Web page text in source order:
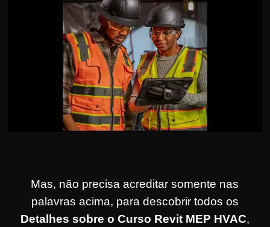
Mas, não precisa acreditar somente nas
palavras acima, para descobrir todos os
Detalhes sobre o Curso Revit MEP HVAC,